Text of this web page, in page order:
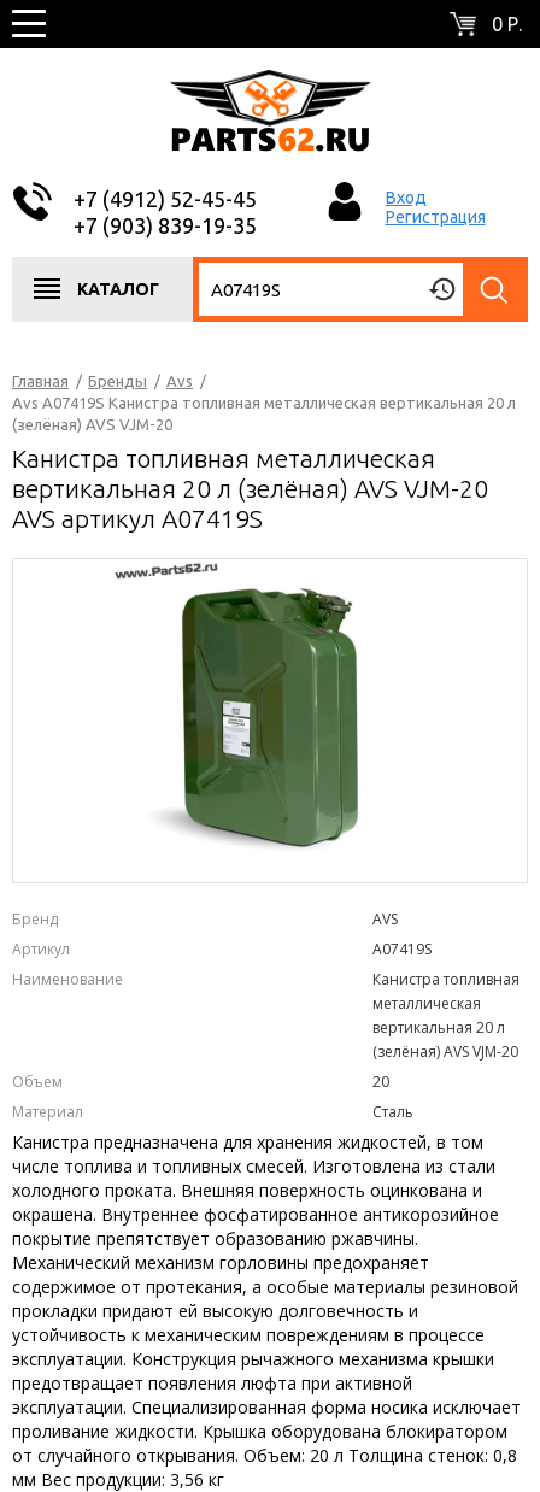
0 Р.
+7 (4912) 52-45-45
+7 (903) 839-19-35
Вход
Регистрация
КАТАЛОГ
Главная / Бренды / Avs /
Avs A07419S Канистра топливная металлическая вертикальная 20 л
(зелёная) AVS VJM-20
Канистра топливная металлическая
вертикальная 20 л (зелёная) AVS VJM-20
AVS артикул A07419S
Бренд
AVS
Артикул
A07419S
Наименование
Канистра топливная
металлическая
вертикальная 20 л
(зелёная) AVS VJM-20
Объем
20
Материал
Сталь
Канистра предназначена для хранения жидкостей, в том
числе топлива и топливных смесей. Изготовлена из стали
холодного проката. Внешняя поверхность оцинкована и
окрашена. Внутреннее фосфатированное антикорозийное
покрытие препятствует образованию ржавчины.
Механический механизм горловины предохраняет
содержимое от протекания, а особые материалы резиновой
прокладки придают ей высокую долговечность и
устойчивость к механическим повреждениям в процессе
эксплуатации. Конструкция рычажного механизма крышки
предотвращает появления люфта при активной
эксплуатации. Специализированная форма носика исключает
проливание жидкости. Крышка оборудована блокиратором
от случайного открывания. Объем: 20 л Толщина стенок: 0,8
мм Вес продукции: 3,56 кг